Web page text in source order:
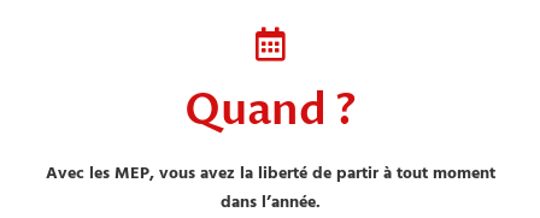
Quand ?
Avec les MEP, vous avez la liberté de partir à tout moment
dans l’année.